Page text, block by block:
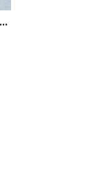
Rozsvícení vánočního stromu 28.11.2021